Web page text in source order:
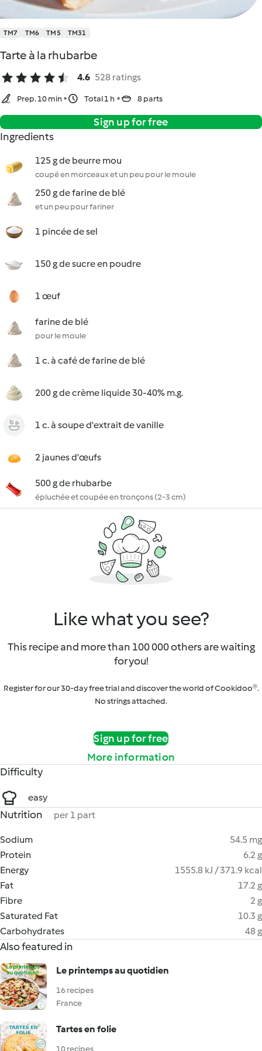
TM7 TM6 TM5 TM31
Tarte à la rhubarbe
4.6 528 ratings
Prep. 10 min Total 1 h 8 parts
Sign up for free
Ingredients
125 g de beurre mou
coupé en morceaux et un peu pour le moule
250 g de farine de blé
et un peu pour fariner
1 pincée de sel
150 g de sucre en poudre
1 œuf
farine de blé
pour le moule
1 c. à café de farine de blé
200 g de crème liquide 30-40% m.g.
1 c. à soupe d'extrait de vanille
2 jaunes d'œufs
500 g de rhubarbe
épluchée et coupée en tronçons (2-3 cm)
Like what you see?
This recipe and more than 100 000 others are waiting
for you!
Register for our 30-day free trial and discover the world of Cookidoo®.
No strings attached.
Sign up for free
More information
Difficulty
easy
Nutrition per 1 part
Sodium
54.5 mg
Protein
6.2 g
Energy
1555.8 kJ / 371.9 kcal
Fat
17.2 g
Fibre
2 g
Saturated Fat
10.3 g
Carbohydrates
48 g
Also featured in
Le printemps au quotidien
16 recipes
France
Tartes en folie
10 recipes